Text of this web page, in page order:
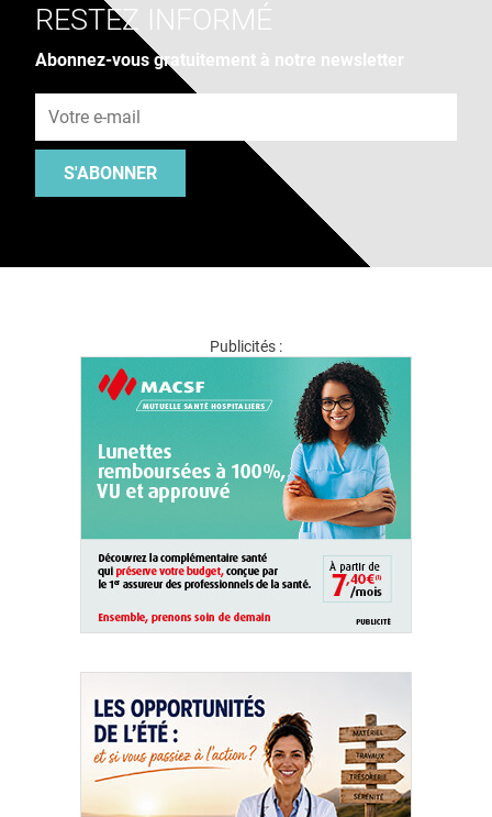
RESTEZ INFORMÉ
Abonnez-vous gratuitement à notre newsletter
S'ABONNER
Publicités :